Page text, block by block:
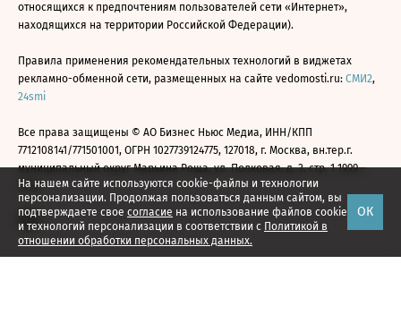
На нашем сайте используются cookie-файлы и технологии
персонализации. Продолжая пользоваться данным сайтом, вы
подтверждаете свое согласие на использование файлов cookie
и технологий персонализации в соответствии с Политикой в
отношении обработки персональных данных.
ОК
относящихся к предпочтениям пользователей сети «Интернет»,
находящихся на территории Российской Федерации).
Правила применения рекомендательных технологий в виджетах
рекламно-обменной сети, размещенных на сайте vedomosti.ru: СМИ2,
24smi
Все права защищены © АО Бизнес Ньюс Медиа, ИНН/КПП
7712108141/771501001, ОГРН 1027739124775, 127018, г. Москва, вн.тер.г.
муниципальный округ Марьина Роща, ул. Полковая, д. 3, стр. 1 1999—
2026